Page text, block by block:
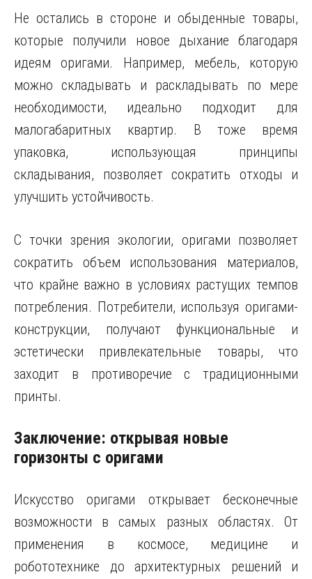
Не остались в стороне и обыденные товары,
которые получили новое дыхание благодаря
идеям оригами. Например, мебель, которую
можно складывать и раскладывать по мере
необходимости, идеально подходит для
малогабаритных квартир. В тоже время
упаковка, использующая принципы
складывания, позволяет сократить отходы и
улучшить устойчивость.
С точки зрения экологии, оригами позволяет
сократить объем использования материалов,
что крайне важно в условиях растущих темпов
потребления. Потребители, используя оригами-
конструкции, получают функциональные и
эстетически привлекательные товары, что
заходит в противоречие с традиционными
принты.
Заключение: открывая новые
горизонты с оригами
Искусство оригами открывает бесконечные
возможности в самых разных областях. От
применения в космосе, медицине и
робототехнике до архитектурных решений и